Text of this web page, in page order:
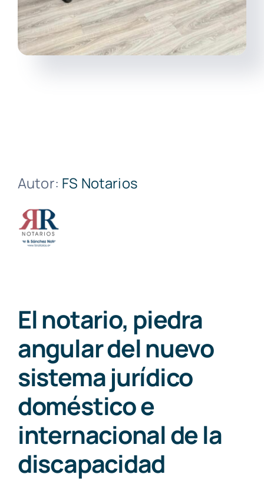
Autor: FS Notarios
El notario, piedra
angular del nuevo
sistema jurídico
doméstico e
internacional de la
discapacidad